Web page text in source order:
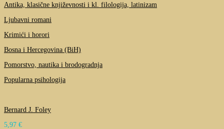
Antika, klasične književnosti i kl. filologija, latinizam
Ljubavni romani
Krimići i horori
Bosna i Hercegovina (BiH)
Pomorstvo, nautika i brodogradnja
Popularna psihologija
Bernard J. Foley
5,97 €